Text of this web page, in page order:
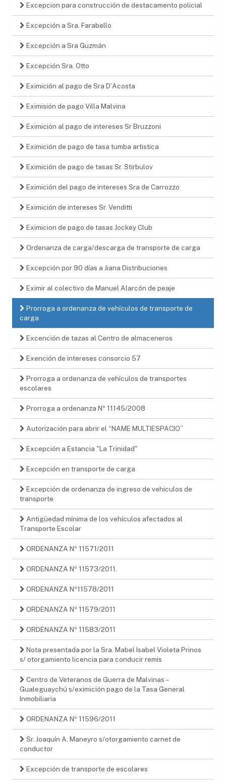
Excepcion para construcción de destacamento policial
Excepción a Sra. Farabello
Excepción a Sra Guzmán
Excepción Sra. Otto
Eximición al pago de Sra D´Acosta
Eximisión de pago Villa Malvina
Eximición al pago de intereses Sr Bruzzoni
Eximición de pago de tasa tumba artistica
Eximición de pago de tasas Sr. Stirbulov
Eximición del pago de intereses Sra de Carrozzo
Eximición de intereses Sr. Venditti
Eximicion de pago de tasas Jockey Club
Ordenanza de carga/descarga de transporte de carga
Excepción por 90 días a Jiana Distribuciones
Eximir al colectivo de Manuel Alarcón de peaje
Prorroga a ordenanza de vehículos de transporte de
carga
Excención de tazas al Centro de almaceneros
Exención de intereses consorcio 57
Prorroga a ordenanza de vehículos de transportes
escolares
Prorroga a ordenanza Nº 11145/2008
Autorización para abrir el “NAME MULTIESPACIO”
Excepción a Estancia "La Trinidad"
Excepción en transporte de carga
Excepción de ordenanza de ingreso de vehiculos de
transporte
Antigüedad mínima de los vehículos afectados al
Transporte Escolar
ORDENANZA Nº 11571/2011
ORDENANZA Nº 11573/2011.
ORDENANZA Nº11578/2011
ORDENANZA Nº 11579/2011
ORDENANZA Nº 11583/2011
Nota presentada por la Sra. Mabel Isabel Violeta Prinos
s/ otorgamiento licencia para conducir remis
Centro de Veteranos de Guerra de Malvinas –
Gualeguaychú s/eximición pago de la Tasa General
Inmobiliaria
ORDENANZA Nº 11596/2011
Sr. Joaquín A. Maneyro s/otorgamiento carnet de
conductor
Excepción de transporte de escolares